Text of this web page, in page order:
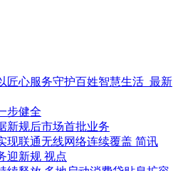
匠心服务守护百姓智慧生活_最新
步健全
新规后市场首批业务
现联通无线网络连续覆盖 简讯
迎新规 视点